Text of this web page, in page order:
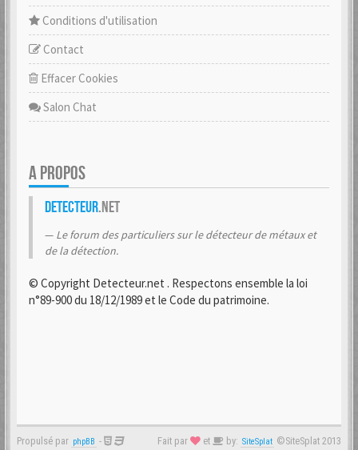
Conditions d'utilisation
Contact
Effacer Cookies
Salon Chat
A PROPOS
Detecteur.net
Le forum des particuliers sur le détecteur de métaux et
de la détection.
© Copyright Detecteur.net . Respectons ensemble la loi
n°89-900 du 18/12/1989 et le Code du patrimoine.
Propulsé par phpBB - Fait par et by: SiteSplat ©SiteSplat 2013